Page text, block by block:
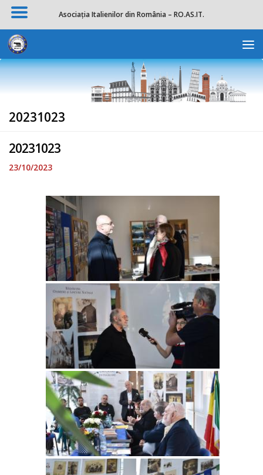
Skip to content
20231023
20231023
23/10/2023
Asociația Italienilor din România – RO.AS.IT.